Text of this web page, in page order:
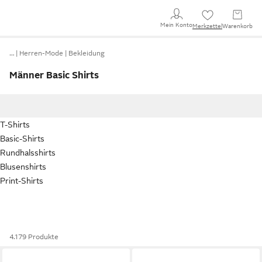
Mein KontoMerkzettel Warenkorb
… Herren-Mode Bekleidung
Männer Basic Shirts
T-Shirts
Basic-Shirts
Rundhalsshirts
Blusenshirts
Print-Shirts
4.179 Produkte